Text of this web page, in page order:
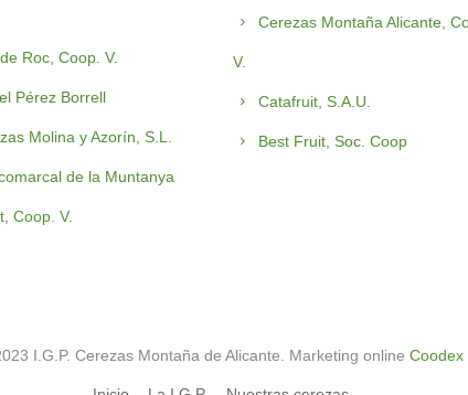
Roc, Coop. V.
Pérez Borrell
Molina y Azorín, S.L.
de la Muntanya
Coop. V.
Cerezas Montaña Alicante,
V.
Catafruit, S.A.U.
Best Fruit, Soc. Coop
I.G.P. Cerezas Montaña de Alicante. Marketing online Coodex